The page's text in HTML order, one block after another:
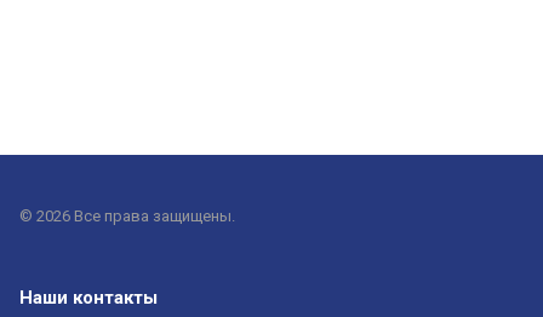
© 2026 Все права защищены.
Наши контакты